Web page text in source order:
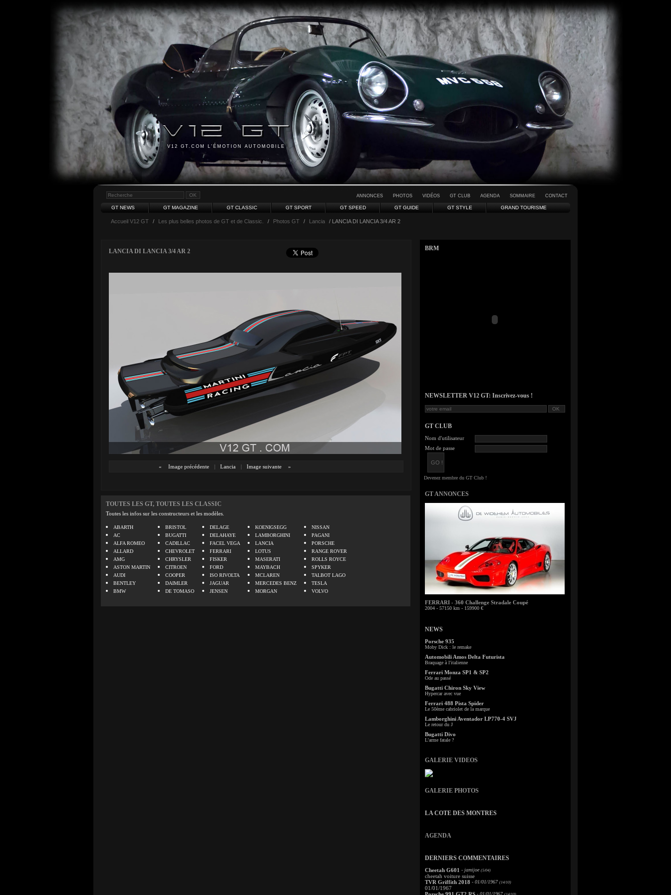
V12 GT.COM L'ÉMOTION AUTOMOBILE
ANNONCES PHOTOS VIDÉOS GT CLUB AGENDA SOMMAIRE CONTACT
GT NEWS GT MAGAZINE GT CLASSIC GT SPORT GT SPEED GT GUIDE GT STYLE GRAND TOURISME
Accueil V12 GT / Les plus belles photos de GT et de Classic. / Photos GT / Lancia / LANCIA DI LANCIA 3/4 AR 2
LANCIA DI LANCIA 3/4 AR 2
« Image précédente | Lancia | Image suivante »
TOUTES LES GT, TOUTES LES CLASSIC
Toutes les infos sur les constructeurs et les modèles.
ABARTH
AC
ALFA ROMEO
ALLARD
AMG
ASTON MARTIN
AUDI
BENTLEY
BMW
BRISTOL
BUGATTI
CADILLAC
CHEVROLET
CHRYSLER
CITROEN
COOPER
DAIMLER
DE TOMASO
DELAGE
DELAHAYE
FACEL VEGA
FERRARI
FISKER
FORD
ISO RIVOLTA
JAGUAR
JENSEN
KOENIGSEGG
LAMBORGHINI
LANCIA
LOTUS
MASERATI
MAYBACH
MCLAREN
MERCEDES BENZ
MORGAN
NISSAN
PAGANI
PORSCHE
RANGE ROVER
ROLLS ROYCE
SPYKER
TALBOT LAGO
TESLA
VOLVO
BRM
NEWSLETTER V12 GT: Inscrivez-vous !
GT CLUB
Nom d'utilisateur
Mot de passe
GT ANNONCES
FERRARI - 360 Challenge Stradale Coupé
2004 - 57150 km - 159900 €
NEWS
Porsche 935
Moby Dick : le remake
Automobili Amos Delta Futurista
Braquage à l'italienne
Ferrari Monza SP1 & SP2
Ode au passé
Bugatti Chiron Sky View
Hypercar avec vue
Ferrari 488 Pista Spider
Le 50ème cabriolet de la marque
Lamborghini Aventador LP770-4 SVJ
Le retour du J
Bugatti Divo
L'arme fatale ?
GALERIE VIDEOS
GALERIE PHOTOS
LA COTE DES MONTRES
AGENDA
DERNIERS COMMENTAIRES
Cheetah G601 - jamijoe (5/04)
cheetah voiture suisse
TVR Griffith 2018 - 01/01/1967 (14/10)
01/01/1967
- 01/01/1967